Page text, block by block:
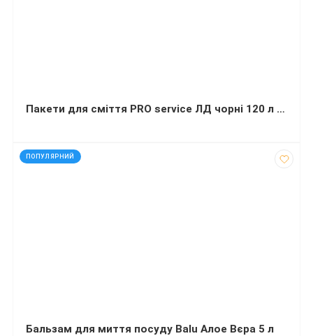
Пакети для сміття PRO service ЛД чорні 120 л 20 штук 70х109 сантиметрів
ПОПУЛЯРНИЙ
код: 32452
Бальзам для миття посуду Balu Алое Вєра 5 л